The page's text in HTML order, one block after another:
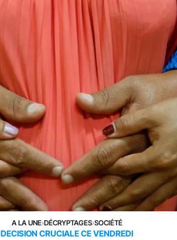
A LA UNE›DÉCRYPTAGES›SOCIÉTÉ
DECISION CRUCIALE CE VENDREDI